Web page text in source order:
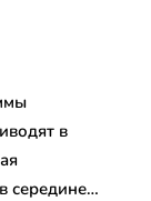
в
середине…